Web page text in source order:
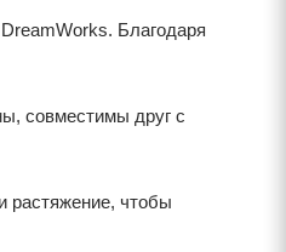
Благодаря
совместимы друг с
растяжение, чтобы